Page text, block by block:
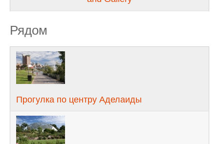
Рядом
Прогулка по центру Аделаиды